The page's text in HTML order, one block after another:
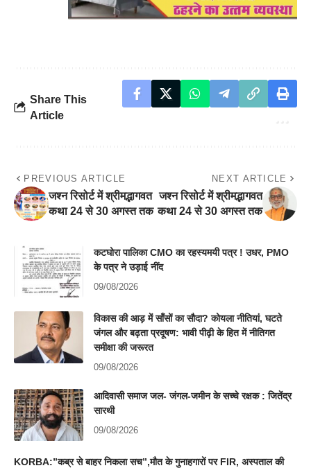
Share This
Article
PREVIOUS ARTICLE
जश्न रिसोर्ट में श्रीमद्भागवत
कथा 24 से 30 अगस्त तक
NEXT ARTICLE
जश्न रिसोर्ट में श्रीमद्भागवत
कथा 24 से 30 अगस्त तक
कटघोरा पालिका CMO का रहस्यमयी पत्र ! उधर, PMO
के पत्र ने उड़ाई नींद
09/08/2026
विकास की आड़ में साँसों का सौदा? कोयला नीतियां, घटते
जंगल और बढ़ता प्रदूषण: भावी पीढ़ी के हित में नीतिगत
समीक्षा की जरूरत
09/08/2026
आदिवासी समाज जल- जंगल-जमीन के सच्चे रक्षक : जितेंद्र
सारथी
09/08/2026
KORBA:”कब्र से बाहर निकला सच”,मौत के गुनाहगारों पर FIR, अस्पताल की